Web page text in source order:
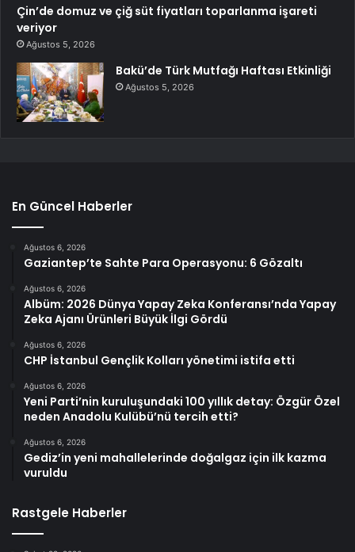
Çin’de domuz ve çiğ süt fiyatları toparlanma işareti
veriyor
Ağustos 5, 2026
Bakü’de Türk Mutfağı Haftası Etkinliği
Ağustos 5, 2026
En Güncel Haberler
Ağustos 6, 2026
Gaziantep’te Sahte Para Operasyonu: 6 Gözaltı
Ağustos 6, 2026
Albüm: 2026 Dünya Yapay Zeka Konferansı’nda Yapay
Zeka Ajanı Ürünleri Büyük İlgi Gördü
Ağustos 6, 2026
CHP İstanbul Gençlik Kolları yönetimi istifa etti
Ağustos 6, 2026
Yeni Parti’nin kuruluşundaki 100 yıllık detay: Özgür Özel
neden Anadolu Kulübü’nü tercih etti?
Ağustos 6, 2026
Gediz’in yeni mahallelerinde doğalgaz için ilk kazma
vuruldu
Rastgele Haberler